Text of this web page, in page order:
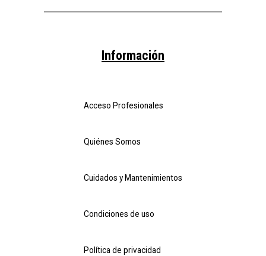
Información
Acceso Profesionales
Quiénes Somos
Cuidados y Mantenimientos
Condiciones de uso
Política de privacidad